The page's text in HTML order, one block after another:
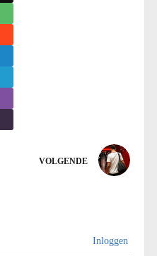
VOLGENDE
Inloggen